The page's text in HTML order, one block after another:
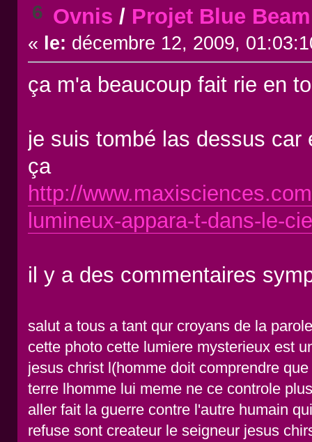
6 Ovnis / Projet Blue Beam
« le: décembre 12, 2009,
ça m'a beaucoup fait rie en
je suis tombé las dessus car
ça
http://
lumineux-appara-t-dans-le-
il y a des commentaires
salut a tous a tant qur croyans de la
cette photo cette lumiere mysterieux est
jesus christ l(homme doit comprendre
terre lhomme lui meme ne ce controle
aller fait la guerre contre l'autre humain
refuse sont createur le seigneur jesus